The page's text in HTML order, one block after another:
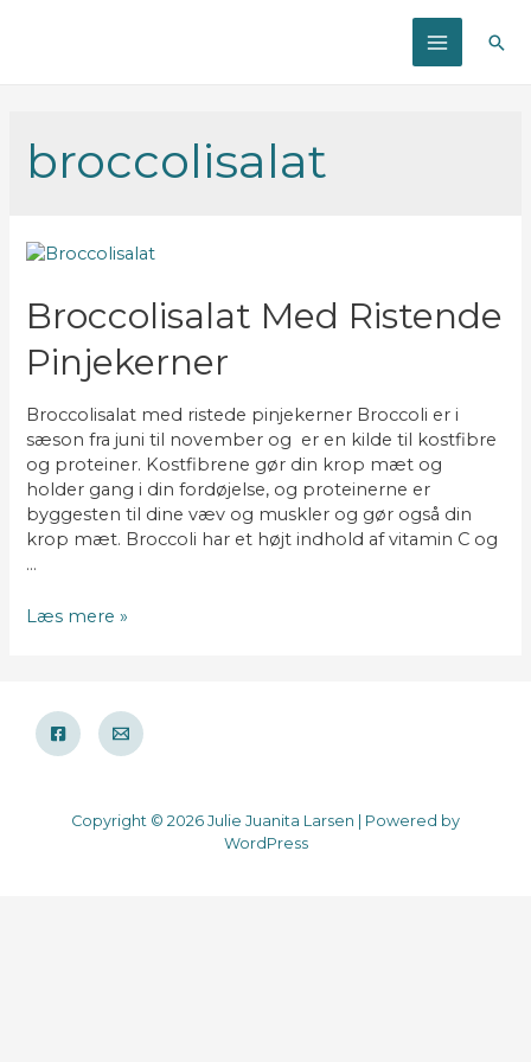
MAIN
Søg
broccolisalat
Broccolisalat Med Ristende
Pinjekerner
Broccolisalat med ristede pinjekerner​ Broccoli er i
sæson fra juni til november og er en kilde til kostfibre
og proteiner. Kostfibrene gør din krop mæt og
holder gang i din fordøjelse, og proteinerne er
byggesten til dine væv og muskler og gør også din
krop mæt. Broccoli har et højt indhold af vitamin C og
…
Broccolisalat
Læs mere »
Copyright © 2026 Julie Juanita Larsen | Powered by
WordPress